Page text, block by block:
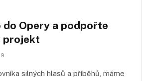
Opery a podpořte
projekt
silných hlasů a příběhů, máme